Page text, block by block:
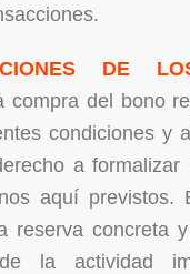
DE
compra del bono
condiciones y
a formalizar
aquí previstos.
reserva concreta
la actividad